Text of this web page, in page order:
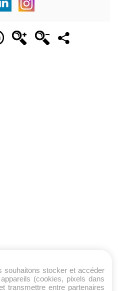
souhaitons stocker et accéder
(cookies, pixels dans
transmettre entre partenaires